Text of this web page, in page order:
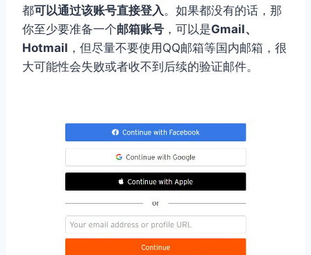
都可以通过该账号直接登入 。如果都没有的话，那
你至少要准备一个邮箱账号 ，可以是Gmail、
Hotmail ，但尽量不要使用QQ邮箱等国内邮箱，很
大可能性会失败或者收不到后续的验证邮件。